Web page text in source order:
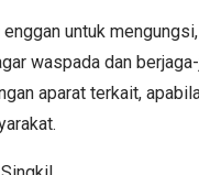
untuk
waspada dan
aparat terkait,